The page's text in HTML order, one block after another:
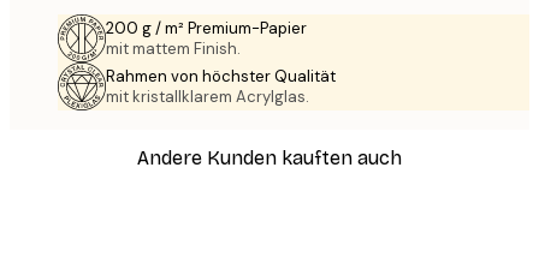
200 g / m² Premium-Papier
mit mattem Finish.
Rahmen von höchster Qualität
mit kristallklarem Acrylglas.
Andere Kunden kauften auch